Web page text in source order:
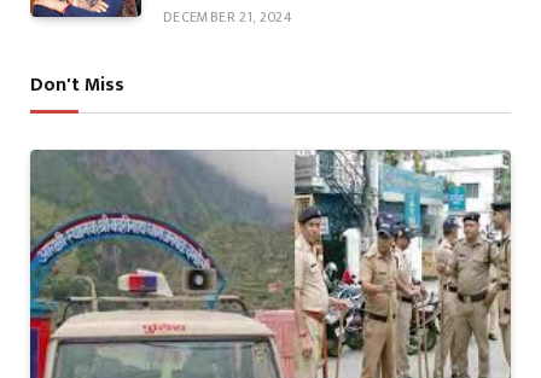
DECEMBER 21, 2024
Don't Miss